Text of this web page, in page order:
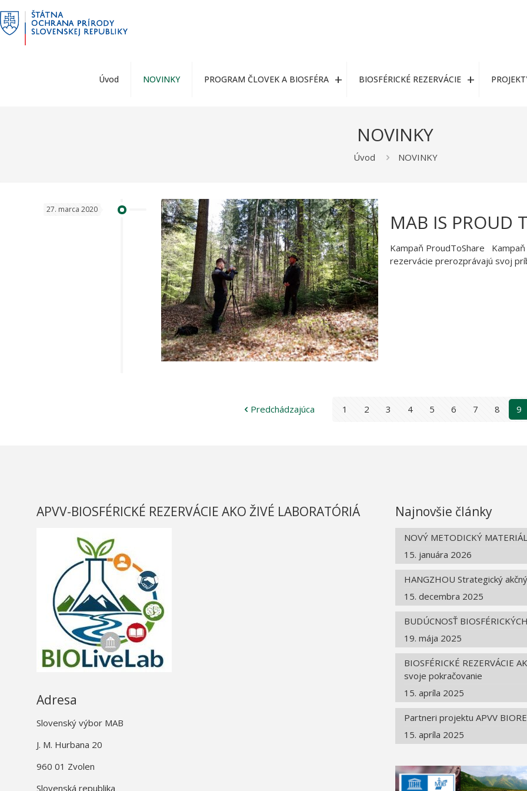
na
obsah
Úvod NOVINKY PROGRAM ČLOVEK A BIOSFÉRA BIOSFÉRICKÉ REZERVÁCIE
NOVINKY
Úvod NOVINKY
27. marca 2020
MAB IS PROUD
Kampaň ProudToShare
rezervácie prerozprávajú svoj
Predchádzajúca 1 2 3 4 5 6 7 8 9
APVV-BIOSFÉRICKÉ REZERVÁCIE AKO ŽIVÉ LABORATÓRIÁ
Adresa
Slovenský výbor MAB
J. M. Hurbana 20
960 01 Zvolen
Slovenská republika
Najnovšie články
NOVÝ METODICKÝ
15. januára 2026
HANGZHOU Strategický
15. decembra 2025
BUDÚCNOSŤ
19. mája 2025
BIOSFÉRICKÉ REZERVÁCIE
svoje pokračovanie
15. apríla 2025
Partneri projektu APVV
15. apríla 2025